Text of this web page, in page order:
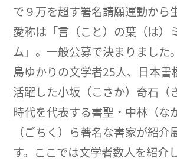
で９万を超す署名請願運動から
愛称は「言（こと）の葉（は）
ム」。一般公募で決まりました
島ゆかりの文学者25人、日本書
活躍した小坂（こさか）奇石（
時代を代表する書聖・中林（な
（ごちく）ら著名な書家が紹介
す。ここでは文学者数人を紹介し